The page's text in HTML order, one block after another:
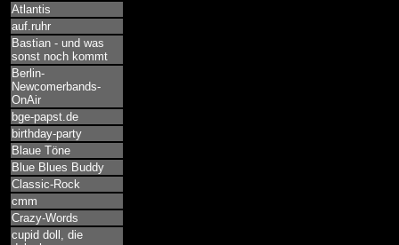
Atlantis
auf.ruhr
Bastian - und was
sonst noch kommt
Berlin-
Newcomerbands-
OnAir
bge-papst.de
birthday-party
Blaue Töne
Blue Blues Buddy
Classic-Rock
cmm
Crazy-Words
cupid doll, die